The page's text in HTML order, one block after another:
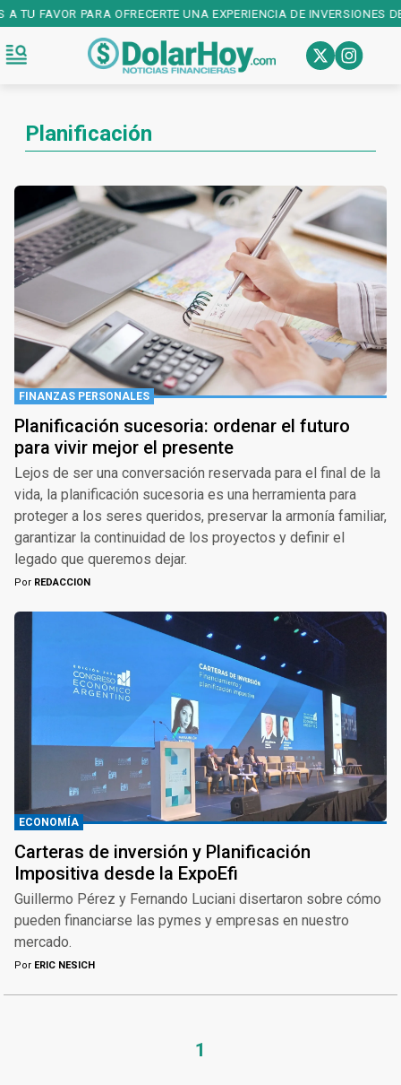
FAVOR PARA OFRECERTE UNA EXPERIENCIA DE INVERSIONES
Planificación
FINANZAS PERSONALES
Planificación sucesoria: ordenar el futuro
para vivir mejor el presente
Lejos de ser una conversación reservada para el final de la
vida, la planificación sucesoria es una herramienta para
proteger a los seres queridos, preservar la armonía familiar,
garantizar la continuidad de los proyectos y definir el
legado que queremos dejar.
Por REDACCION
ECONOMÍA
Carteras de inversión y Planificación
Impositiva desde la ExpoEfi
Guillermo Pérez y Fernando Luciani disertaron sobre cómo
pueden financiarse las pymes y empresas en nuestro
mercado.
Por ERIC NESICH
1